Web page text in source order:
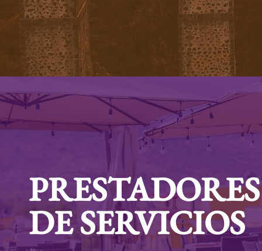
DE SERVICIOS